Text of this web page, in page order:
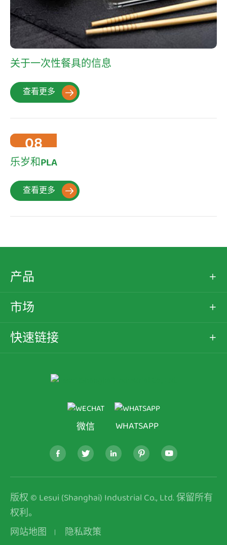
关于一次性餐具的信息
查看更多 
08
2022-10
乐岁和PLA
查看更多 
产品 
市场 
快速链接 
微信 WHATSAPP
    
版权 © Lesui (Shanghai) Industrial Co., Ltd.保留所有
权利。
网站地图
隐私政策